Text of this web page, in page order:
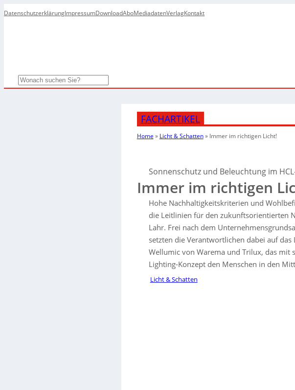
DatenschutzerklärungImpressumDownloadAboMediadatenVerlagKontakt
Search
FACHARTIKEL
Home » Licht & Schatten» Immer im richtigen Licht!
Sonnenschutz und Beleuchtung im
Immer im richtigen
Hohe Nachhaltigkeitskriterien und
die Leitlinien für den zukunftsorientierten
Lahr. Frei nach dem
setzten die Verantwortlichen dabei auf das
Wellumic von Warema und Trilux, das mit
Lighting-Konzept den Menschen in den
Licht & Schatten